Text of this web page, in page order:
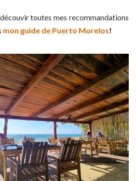
toutes mes recommandations
mon guide de Puerto Morelos!